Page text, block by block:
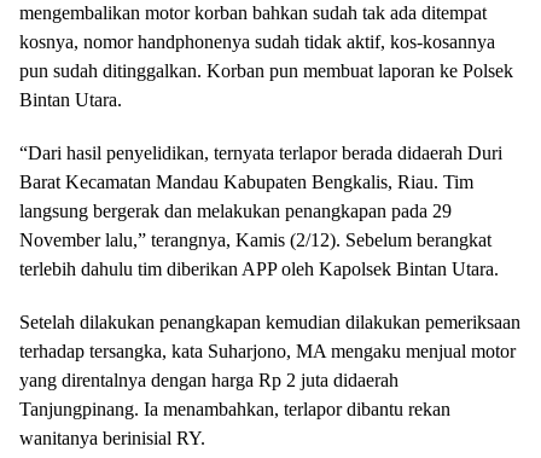
mengembalikan motor korban bahkan sudah tak ada ditempat
kosnya, nomor handphonenya sudah tidak aktif, kos-kosannya
pun sudah ditinggalkan. Korban pun membuat laporan ke Polsek
Bintan Utara.
“Dari hasil penyelidikan, ternyata terlapor berada didaerah Duri
Barat Kecamatan Mandau Kabupaten Bengkalis, Riau. Tim
langsung bergerak dan melakukan penangkapan pada 29
November lalu,” terangnya, Kamis (2/12). Sebelum berangkat
terlebih dahulu tim diberikan APP oleh Kapolsek Bintan Utara.
Setelah dilakukan penangkapan kemudian dilakukan pemeriksaan
terhadap tersangka, kata Suharjono, MA mengaku menjual motor
yang direntalnya dengan harga Rp 2 juta didaerah
Tanjungpinang. Ia menambahkan, terlapor dibantu rekan
wanitanya berinisial RY.